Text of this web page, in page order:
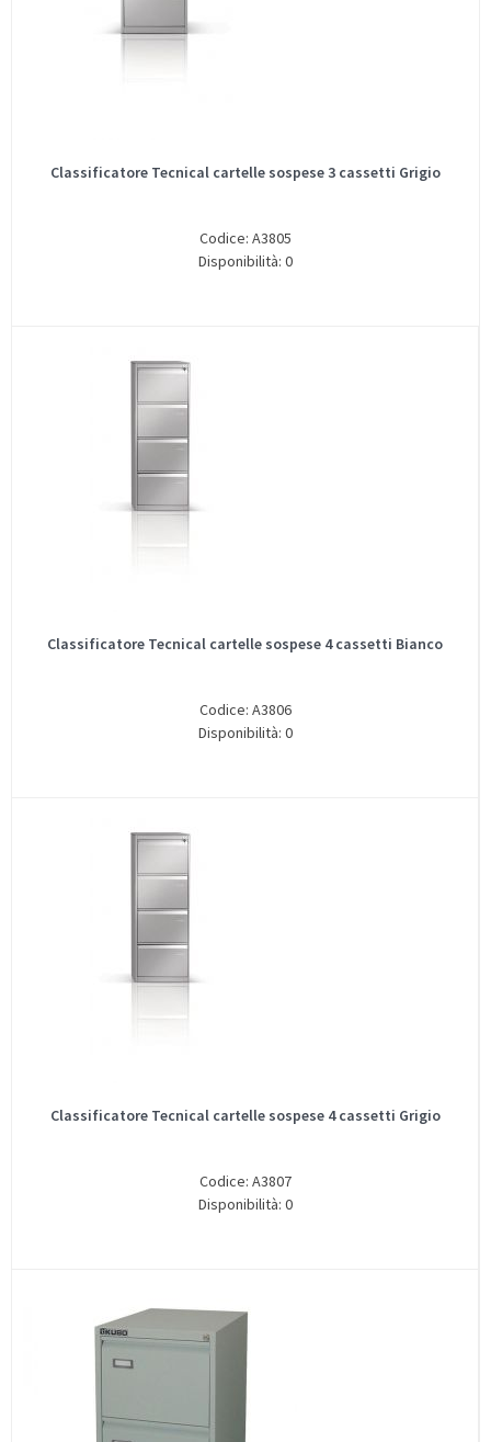
Classificatore Tecnical cartelle sospese 3 cassetti Grigio
Codice: A3805
Disponibilità: 0
Classificatore Tecnical cartelle sospese 4 cassetti Bianco
Codice: A3806
Disponibilità: 0
Classificatore Tecnical cartelle sospese 4 cassetti Grigio
Codice: A3807
Disponibilità: 0